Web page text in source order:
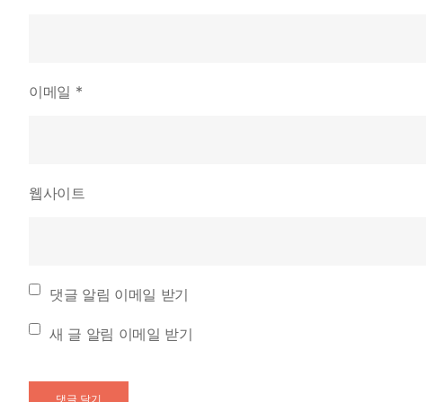
이메일 *
웹사이트
댓글 알림 이메일 받기
새 글 알림 이메일 받기